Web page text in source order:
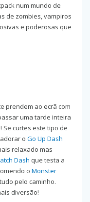
num mundo de
de zombies, vampiros
e poderosas que
prendem ao ecrã com
uma tarde inteira
curtes este tipo de
o Go Up Dash
relaxado mas
Dash que testa a
o Monster
pelo caminho.
diversão!